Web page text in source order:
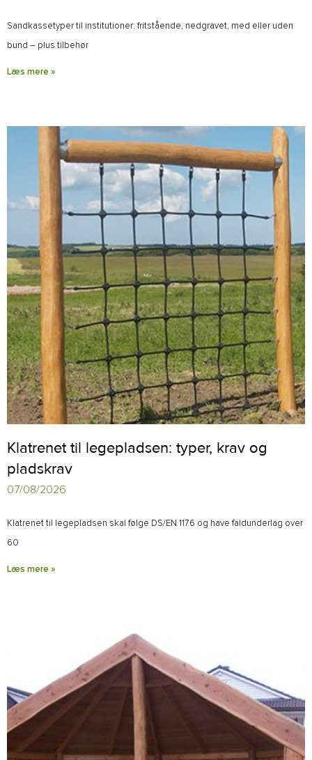
Sandkassetyper til institutioner: fritstående, nedgravet, med eller uden
bund – plus tilbehør
Læs mere »
Klatrenet til legepladsen: typer, krav og
pladskrav
07/08/2026
Klatrenet til legepladsen skal følge DS/EN 1176 og have faldunderlag over
60
Læs mere »